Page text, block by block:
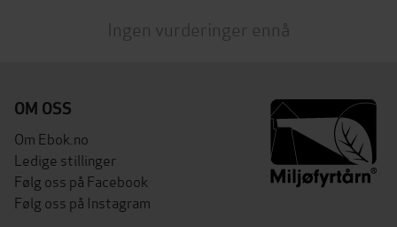
Ingen vurderinger ennå
OM OSS
Om Ebok.no
Ledige stillinger
Følg oss på Facebook
Følg oss på Instagram